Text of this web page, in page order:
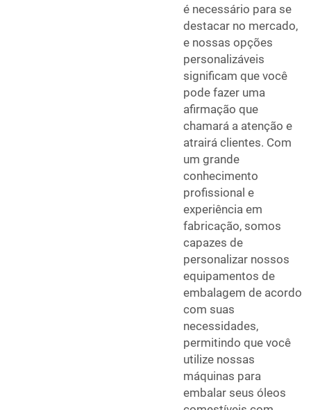
é necessário para se
destacar no mercado,
e nossas opções
personalizáveis
significam que você
pode fazer uma
afirmação que
chamará a atenção e
atrairá clientes. Com
um grande
conhecimento
profissional e
experiência em
fabricação, somos
capazes de
personalizar nossos
equipamentos de
embalagem de acordo
com suas
necessidades,
permitindo que você
utilize nossas
máquinas para
embalar seus óleos